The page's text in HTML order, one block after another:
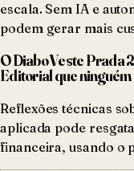
escala. Sem IA e
podem gerar mais
O Diabo Veste Prada
Editorial que
Reflexões técnicas
aplicada pode
financeira, usando o